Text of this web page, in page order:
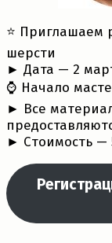
⭐️ Приглашаем
шерсти
► Дата — 2
⌚ Начало
► Все
► Cтоимость —